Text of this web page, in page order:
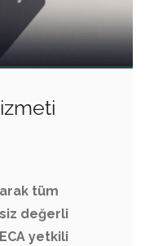
tüm
değerli
yetkili